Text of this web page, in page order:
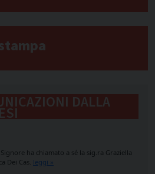
DALLA
ha chiamato a sé la sig.ra Graziella
Dei Cas. leggi »